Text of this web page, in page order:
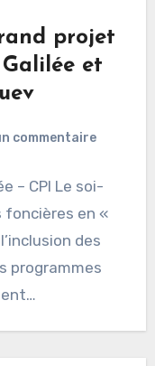
projet
et
commentaire
– CPI Le soi-
en «
des
programmes